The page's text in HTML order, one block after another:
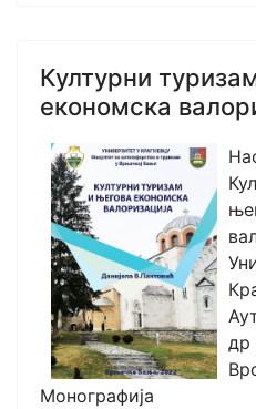
Културни
економска
др
Монографија